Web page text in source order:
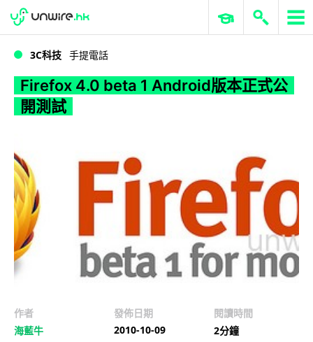
WWDC 2026 ERP 與商業 AI
3C科技 手提電話
Firefox 4.0 beta 1 Android版本正式公
開測試
作者
海藍牛
發佈日期
2010-10-09
閱讀時間
2分鐘